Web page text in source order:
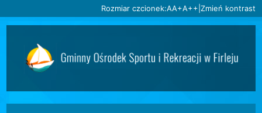
Przejdź do głównej treści Przejdź do wyszukiwarki
Rozmiar czcionek:Ustaw domyślną czcionkę
AUstaw większą czcionkę
A+Ustaw największą
A++ Zmień kontrast
« »